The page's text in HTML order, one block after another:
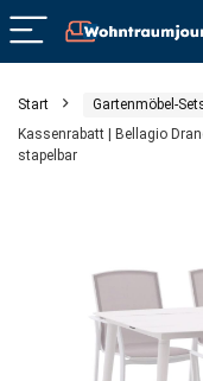
Start Gartenmöbel-
Kassenrabatt | Bellagio
stapelbar